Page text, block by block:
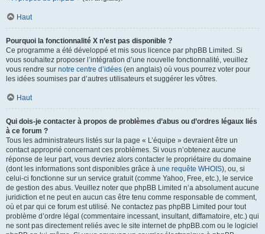
Haut
Pourquoi la fonctionnalité X n’est pas disponible ?
Ce programme a été développé et mis sous licence par phpBB Limited. Si
vous souhaitez proposer l’intégration d’une nouvelle fonctionnalité, veuillez
vous rendre sur notre centre d’idées (en anglais) où vous pourrez voter pour
les idées soumises par d’autres utilisateurs et suggérer les vôtres.
Haut
Qui dois-je contacter à propos de problèmes d’abus ou d’ordres légaux liés
à ce forum ?
Tous les administrateurs listés sur la page « L’équipe » devraient être un
contact approprié concernant ces problèmes. Si vous n’obtenez aucune
réponse de leur part, vous devriez alors contacter le propriétaire du domaine
(dont les informations sont disponibles grâce à une requête WHOIS), ou, si
celui-ci fonctionne sur un service gratuit (comme Yahoo, Free, etc.), le service
de gestion des abus. Veuillez noter que phpBB Limited n’a absolument aucune
juridiction et ne peut en aucun cas être tenu comme responsable de comment,
où et par qui ce forum est utilisé. Ne contactez pas phpBB Limited pour tout
problème d’ordre légal (commentaire incessant, insultant, diffamatoire, etc.) qui
ne sont pas directement reliés avec le site internet de phpBB.com ou le logiciel